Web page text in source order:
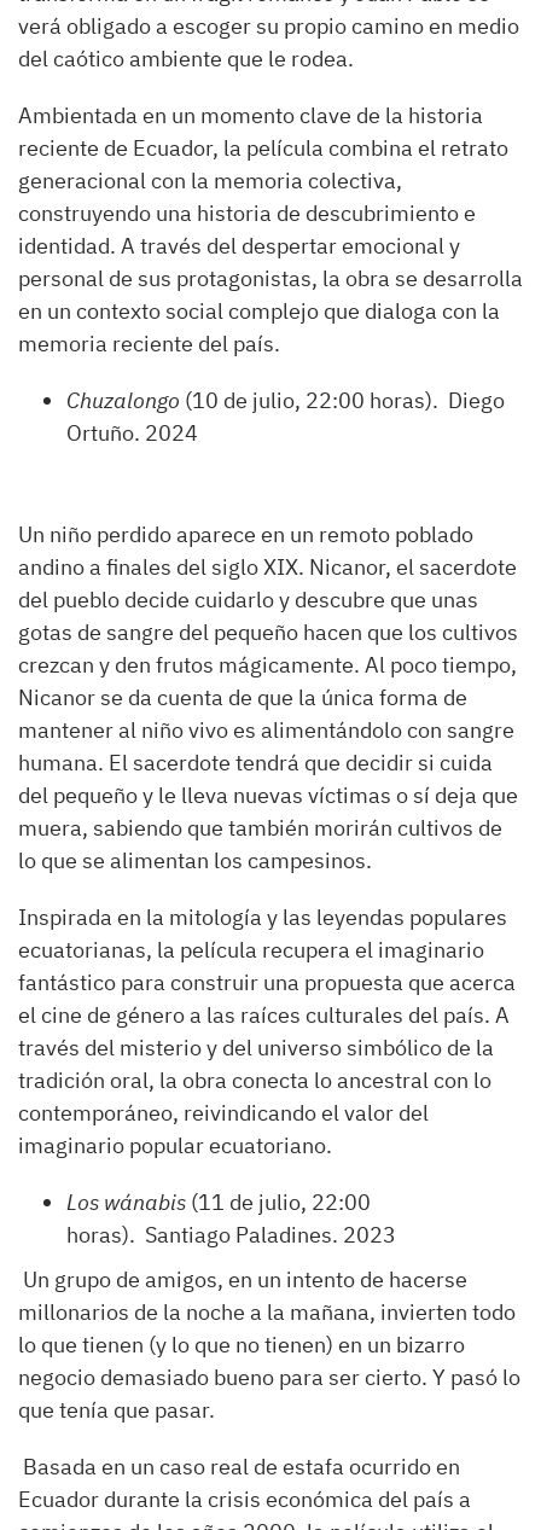
verá obligado a escoger su propio camino en medio
del caótico ambiente que le rodea.
Ambientada en un momento clave de la historia
reciente de Ecuador, la película combina el retrato
generacional con la memoria colectiva,
construyendo una historia de descubrimiento e
identidad. A través del despertar emocional y
personal de sus protagonistas, la obra se desarrolla
en un contexto social complejo que dialoga con la
memoria reciente del país.
Chuzalongo (10 de julio, 22:00 horas). Diego
Ortuño. 2024
Un niño perdido aparece en un remoto poblado
andino a finales del siglo XIX. Nicanor, el sacerdote
del pueblo decide cuidarlo y descubre que unas
gotas de sangre del pequeño hacen que los cultivos
crezcan y den frutos mágicamente. Al poco tiempo,
Nicanor se da cuenta de que la única forma de
mantener al niño vivo es alimentándolo con sangre
humana. El sacerdote tendrá que decidir si cuida
del pequeño y le lleva nuevas víctimas o sí deja que
muera, sabiendo que también morirán cultivos de
lo que se alimentan los campesinos.
Inspirada en la mitología y las leyendas populares
ecuatorianas, la película recupera el imaginario
fantástico para construir una propuesta que acerca
el cine de género a las raíces culturales del país. A
través del misterio y del universo simbólico de la
tradición oral, la obra conecta lo ancestral con lo
contemporáneo, reivindicando el valor del
imaginario popular ecuatoriano.
Los wánabis (11 de julio, 22:00
horas). Santiago Paladines. 2023
Un grupo de amigos, en un intento de hacerse
millonarios de la noche a la mañana, invierten todo
lo que tienen (y lo que no tienen) en un bizarro
negocio demasiado bueno para ser cierto. Y pasó lo
que tenía que pasar.
Basada en un caso real de estafa ocurrido en
Ecuador durante la crisis económica del país a